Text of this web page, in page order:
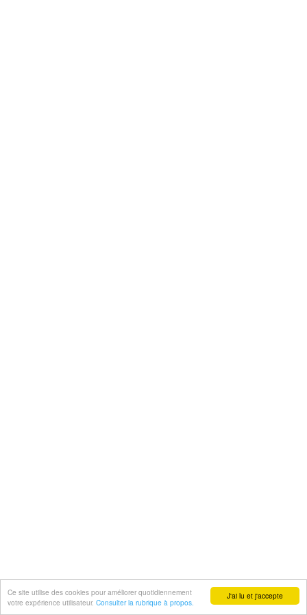
J'ai lu et j'accepte
Ce site utilise des cookies pour améliorer quotidiennement
votre expérience utilisateur. Consulter la rubrique à propos.